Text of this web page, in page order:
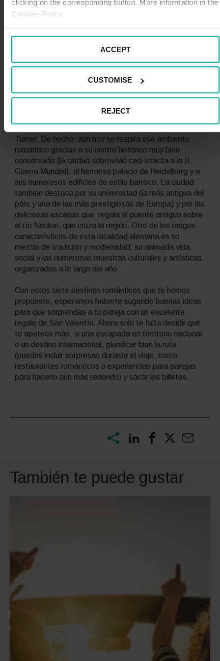
clicking on the corresponding button. More information in the
Cookies Policy.
ACCEPT
CUSTOMISE
REJECT
ermita de Saint-Hadelin, un magnífico ejemplo de arte
románico situado en lo alto de una de las cuatro colinas
atractivos.
Heidelberg o la esencia romántica que
perdura (Alemania)
Situada en el noroeste de Baden-Wurtemberg,
Heidelbergfue el epicentro del movimiento del
Romanticismo en Alemania, con importantísimas
Turner. De hecho, aún hoy se respira ese ambiente
romántico gracias a su centro histórico muy bien
conservado (la ciudad sobrevivió casi intacta a la II
Guerra Mundial), al hermoso palacio de Heidelberg y a
sus numerosos edificios de estilo barroco. La ciudad
también destaca por su universidad (la más antigua del
país y una de las más prestigiosas de Europa) y por las
deliciosas escenas que regala el puente antiguo sobre
el río Neckar, que cruza la región. Otro de los rasgos
característicos de esta localidad alemana es su
mezcla de tradición y modernidad, su animada vida
social y las numerosas muestras culturales y artísticas
organizadas a lo largo del año.
Con estos siete destinos románticos que te hemos
propuesto, esperamos haberte sugerido buenas ideas
para que sorprendas a tu pareja con un excelente
regalo de San Valentín. Ahora solo te falta decidir qué
te apetece más, si una escapada en territorio nacional
o un destino internacional, planificar bien la ruta
(puedes incluir sorpresas durante el viaje, como
restaurantes románticos o experiencias para parejas
para hacerlo aún más redondo) y sacar los billetes.
También te puede gustar